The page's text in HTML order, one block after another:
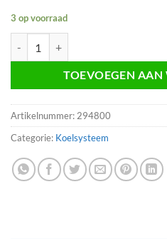
3 op voorraad
TOEVOEGEN
Artikelnummer: 294800
Categorie: Koelsysteem